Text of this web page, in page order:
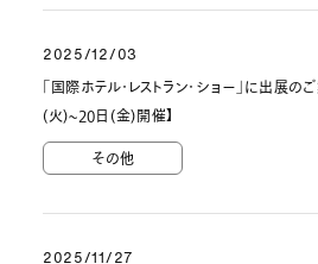
2025/12/03
「国際ホテル・レストラン・ショー」に出
(火)~20日(金)開催】
その他
2025/11/27